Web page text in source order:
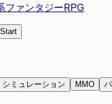
ファンタジーRPG
Start
シミュレーション MMO